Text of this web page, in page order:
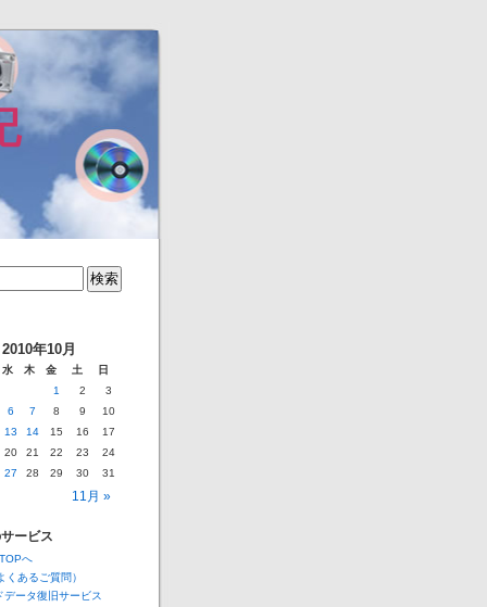
2010年10月
水 木 金 土 日
11月 »
1 2
3
6 7 8 9
10
13 14 15 16
17
20 21 22 23
24
27 28 29 30 31
ービス
へ
くあるご質問）
データ復旧サービス